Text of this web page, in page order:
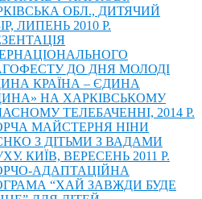
ОБЛ., ДИТЯЧИЙ
ЛИПЕНЬ 2010 Р.
ДО ДНЯ МОЛОДІ
КРАЇНА – ЄДИНА
НА ХАРКІВСЬКОМУ
ТЕЛЕБАЧЕННІ, 2014 Р.
МАЙСТЕРНЯ НІНИ
З ДІТЬМИ З ВАДАМИ
КИЇВ, ВЕРЕСЕНЬ 2011 Р.
АДАПТАЦІЙНА
“ХАЙ ЗАВЖДИ БУДЕ